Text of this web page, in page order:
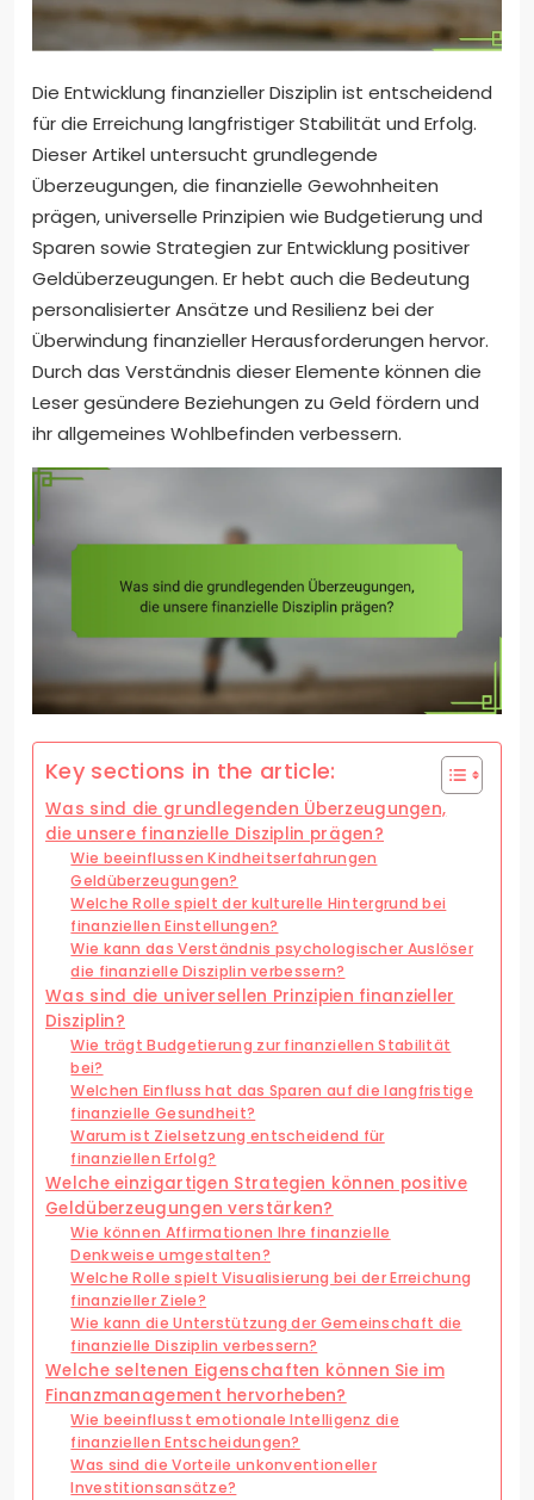
Die Entwicklung finanzieller Disziplin ist entscheidend
für die Erreichung langfristiger Stabilität und Erfolg.
Dieser Artikel untersucht grundlegende
Überzeugungen, die finanzielle Gewohnheiten
prägen, universelle Prinzipien wie Budgetierung und
Sparen sowie Strategien zur Entwicklung positiver
Geldüberzeugungen. Er hebt auch die Bedeutung
personalisierter Ansätze und Resilienz bei der
Überwindung finanzieller Herausforderungen hervor.
Durch das Verständnis dieser Elemente können die
Leser gesündere Beziehungen zu Geld fördern und
ihr allgemeines Wohlbefinden verbessern.
Key sections in the article:
Was sind die grundlegenden Überzeugungen,
die unsere finanzielle Disziplin prägen?
Wie beeinflussen Kindheitserfahrungen
Geldüberzeugungen?
Welche Rolle spielt der kulturelle Hintergrund bei
finanziellen Einstellungen?
Wie kann das Verständnis psychologischer Auslöser
die finanzielle Disziplin verbessern?
Was sind die universellen Prinzipien finanzieller
Disziplin?
Wie trägt Budgetierung zur finanziellen Stabilität
bei?
Welchen Einfluss hat das Sparen auf die langfristige
finanzielle Gesundheit?
Warum ist Zielsetzung entscheidend für
finanziellen Erfolg?
Welche einzigartigen Strategien können positive
Geldüberzeugungen verstärken?
Wie können Affirmationen Ihre finanzielle
Denkweise umgestalten?
Welche Rolle spielt Visualisierung bei der Erreichung
finanzieller Ziele?
Wie kann die Unterstützung der Gemeinschaft die
finanzielle Disziplin verbessern?
Welche seltenen Eigenschaften können Sie im
Finanzmanagement hervorheben?
Wie beeinflusst emotionale Intelligenz die
finanziellen Entscheidungen?
Was sind die Vorteile unkonventioneller
Investitionsansätze?